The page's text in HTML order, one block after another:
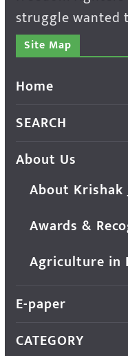
struggle wanted
Site Map
Home
SEARCH
About Us
About Krishak
Awards &
Agriculture in
E-paper
CATEGORY